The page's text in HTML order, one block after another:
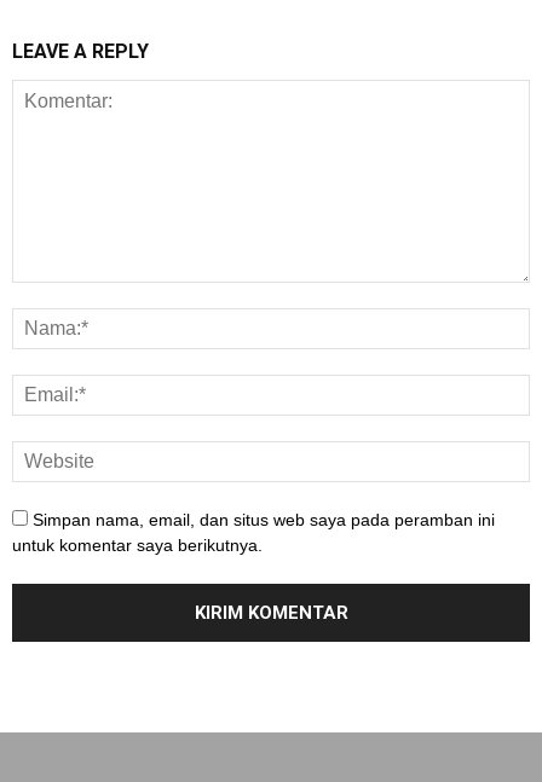
LEAVE A REPLY
Simpan nama, email, dan situs web saya pada peramban ini
untuk komentar saya berikutnya.